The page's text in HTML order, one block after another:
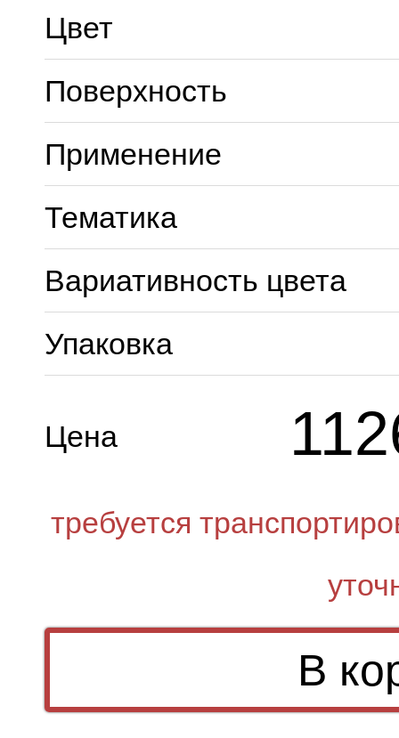
Цвет
Поверхность
Применение
Тематика
Вариативность цвета
Упаковка
Цена
требуется